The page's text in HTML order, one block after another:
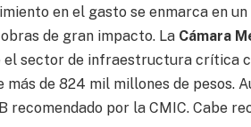
en el gasto se enmarca en
de gran impacto. La Cámara
el sector de infraestructura crítica
más de 824 mil millones de pesos.
recomendado por la CMIC. Cabe